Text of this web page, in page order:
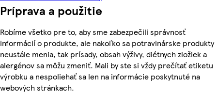
Príprava a použitie
Robíme všetko pre to, aby sme zabezpečili správnosť
informácií o produkte, ale nakoľko sa potravinárske produkty
neustále menia, tak prísady, obsah výživy, diétnych zložiek a
alergénov sa môžu zmeniť. Mali by ste si vždy prečítať etiketu
výrobku a nespoliehať sa len na informácie poskytnuté na
webových stránkach.